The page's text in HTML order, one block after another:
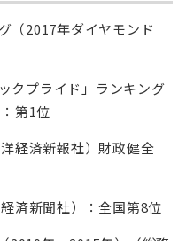
（2017年ダイヤモンド
クプライド」ランキング
第1位
経済新報社）財政健全
済新聞社）：全国第8位